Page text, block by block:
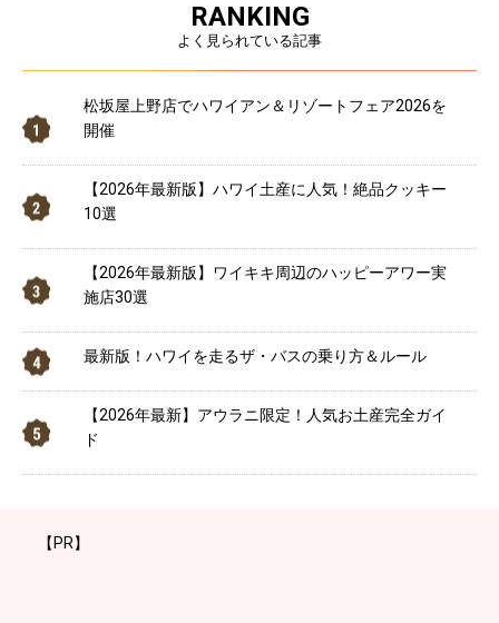
RANKING
よく見られている記事
松坂屋上野店でハワイアン＆リゾートフェア2026を
開催
【2026年最新版】ハワイ土産に人気！絶品クッキー
10選
【2026年最新版】ワイキキ周辺のハッピーアワー実
施店30選
最新版！ハワイを走るザ・バスの乗り方＆ルール
【2026年最新】アウラニ限定！人気お土産完全ガイ
ド
【PR】